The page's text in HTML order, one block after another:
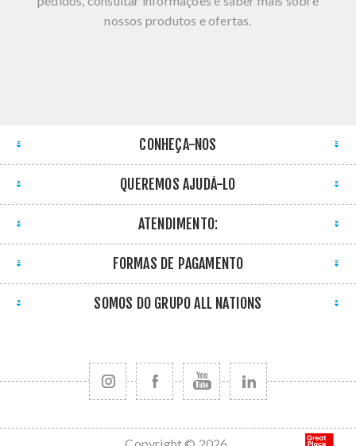
nossos produtos e ofertas.
CONHEÇA-NOS
QUEREMOS AJUDÁ-LO
ATENDIMENTO:
FORMAS DE PAGAMENTO
SOMOS DO GRUPO ALL NATIONS